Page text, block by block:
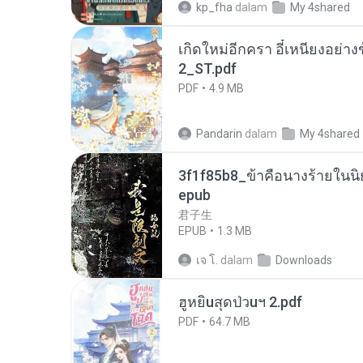
kp_fha dalam My 4shared
เกิดใหม่อีกครา อี๋เหนียงอย่า
2_ST.pdf
PDF 4.9 MB
Pandarin dalam My 4shared
3f1f85b8_ข้าคือนางร้ายในนิ
epub
君子生
EPUB
1.3 MB
เจ โ. dalam Downloads
ฮูหยิuสุดป่วuฯ 2.pdf
PDF 64.7 MB